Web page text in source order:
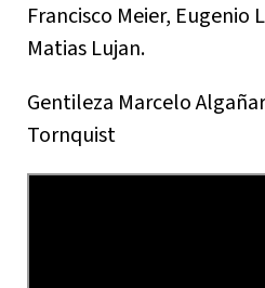
Francisco Meier,
Matias Lujan.
Gentileza Marcelo
Tornquist